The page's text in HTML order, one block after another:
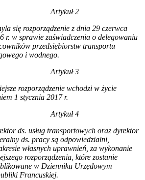
Artykuł 2
się rozporządzenie z dnia 29 czerwca
r. w sprawie zaświadczenia o delegowaniu
przedsiębiorstw transportu
i wodnego.
Artykuł 3
rozporządzenie wchodzi w życie
1 stycznia 2017 r.
Artykuł 4
ds. usług transportowych oraz dyrektor
ds. pracy są odpowiedzialni,
własnych uprawnień, za wykonanie
rozporządzenia, które zostanie
w Dzienniku Urzędowym
Francuskiej.